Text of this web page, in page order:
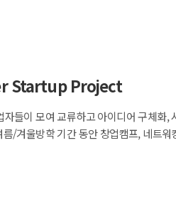
Startup Project
들이 모여 교류하고 아이디어 구체화
/겨울방학 기간 동안 창업캠프, 네트